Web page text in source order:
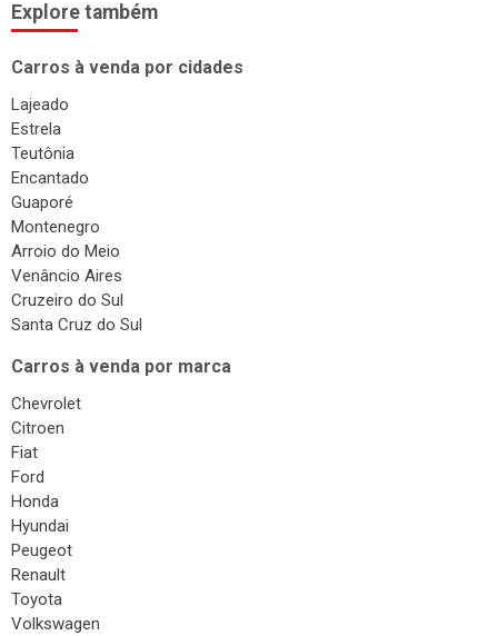
Explore também
Carros à venda por cidades
Lajeado
Estrela
Teutônia
Encantado
Guaporé
Montenegro
Arroio do Meio
Venâncio Aires
Cruzeiro do Sul
Santa Cruz do Sul
Carros à venda por marca
Chevrolet
Citroen
Fiat
Ford
Honda
Hyundai
Peugeot
Renault
Toyota
Volkswagen